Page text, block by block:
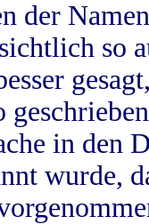
der
so
in
wurde,